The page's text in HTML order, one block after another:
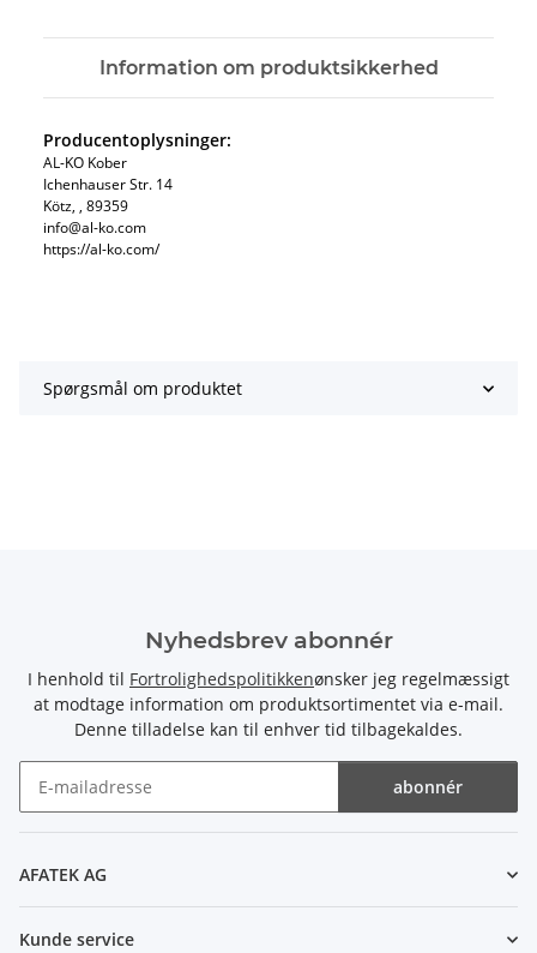
Information om produktsikkerhed
Producentoplysninger:
AL-KO Kober
Ichenhauser Str. 14
Kötz, , 89359
info@al-ko.com
https://al-ko.com/
Spørgsmål om produktet
Nyhedsbrev abonnér
I henhold til Fortrolighedspolitikkenønsker jeg regelmæssigt
at modtage information om produktsortimentet via e-mail.
Denne tilladelse kan til enhver tid tilbagekaldes.
abonnér
AFATEK AG
Kunde service